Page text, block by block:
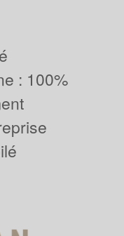
: 100%